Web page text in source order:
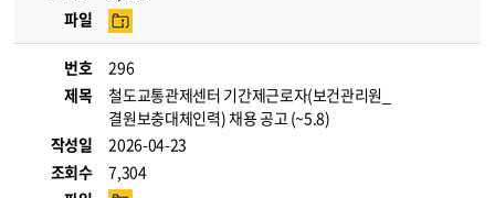
파일
번호
296
제목
철도교통관제센터 기간제근로자(보건관리원_
결원보충대체인력) 채용 공고 (~5.8)
작성일
2026-04-23
조회수
7,304